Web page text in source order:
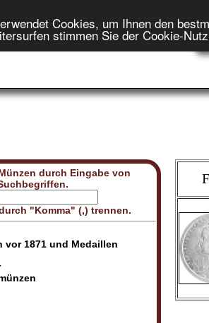
Cookies, um Ihnen den
stimmen Sie der Cookie-
durch Eingabe von
"Komma" (,) trennen.
vor 1871 und Medaillen